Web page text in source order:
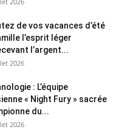
de vos vacances d’été
l’esprit léger
l’argent...
2026
: L’équipe
« Night Fury » sacrée
du...
2026